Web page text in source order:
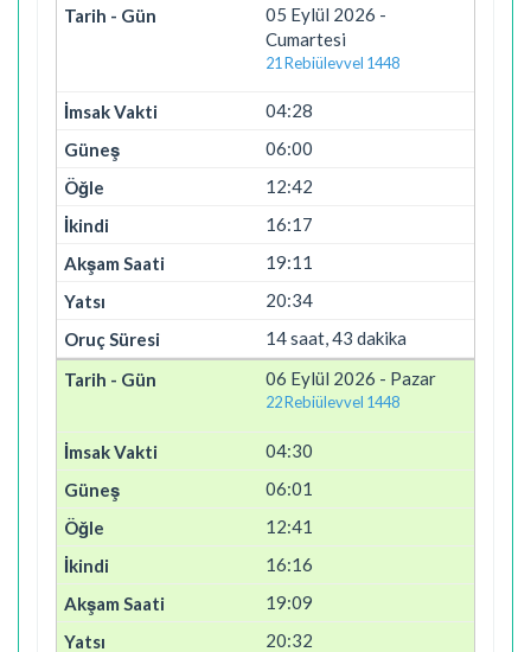
05 Eylül 2026 -
Cumartesi
21 Rebiülevvel 1448
04:28
06:00
12:42
16:17
19:11
20:34
14 saat, 43 dakika
06 Eylül 2026 - Pazar
22 Rebiülevvel 1448
04:30
06:01
12:41
16:16
19:09
20:32